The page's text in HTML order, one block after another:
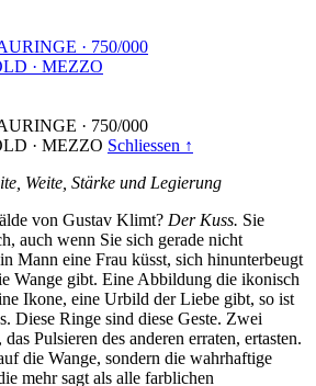
· 750/000
· MEZZO
· 750/000
· MEZZO Schliessen ↑
Weite, Stärke und Legierung
von Gustav Klimt? Der Kuss. Sie
auch wenn Sie sich gerade nicht
Mann eine Frau küsst, sich hinunterbeugt
Wange gibt. Eine Abbildung die ikonisch
Ikone, eine Urbild der Liebe gibt, so ist
Diese Ringe sind diese Geste. Zwei
Pulsieren des anderen erraten, ertasten.
die Wange, sondern die wahrhaftige
mehr sagt als alle farblichen